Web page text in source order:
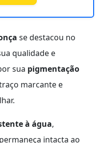
se destacou no
qualidade e
sua pigmentação
marcante e
à água,
intacta ao